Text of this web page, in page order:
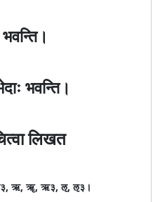
भवन्ति।
लिखत
ऋ, ॠ, ऋ३, ऌ, ऌ३।